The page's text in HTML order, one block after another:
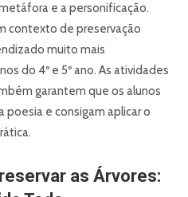
e a personificação.
contexto de preservação
muito mais
do 4º e 5º ano. As atividades
garantem que os alunos
e consigam aplicar o
as Árvores: